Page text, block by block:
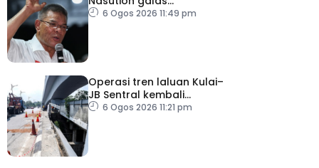
sementara tugas
6 Ogos 2026 11:49 pm
Operasi tren laluan Kulai–
JB Sentral kembali
beroperasi
6 Ogos 2026 11:21 pm